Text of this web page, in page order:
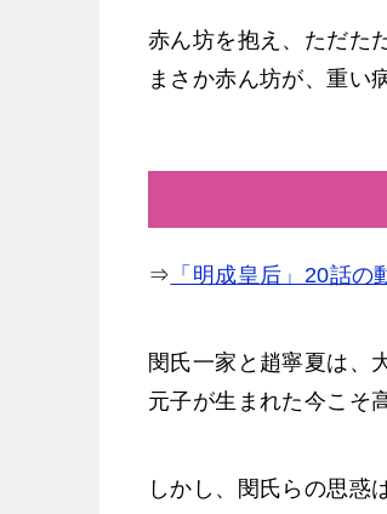
赤ん坊を抱え、ただた
まさか赤ん坊が、重い
⇒ 「明成皇后」20話
閔氏一家と趙寧夏は、
元子が生まれた今こそ
しかし、閔氏らの思惑